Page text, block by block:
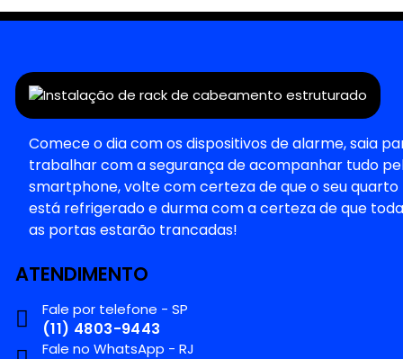
Comece o dia com os dispositivos de alarme, saia
trabalhar com a segurança de acompanhar tudo
smartphone, volte com certeza de que o seu quarto
está refrigerado e durma com a certeza de que
as portas estarão trancadas!
(11) 4803-9443
Fale no WhatsApp - RJ
(21) 2656-1856